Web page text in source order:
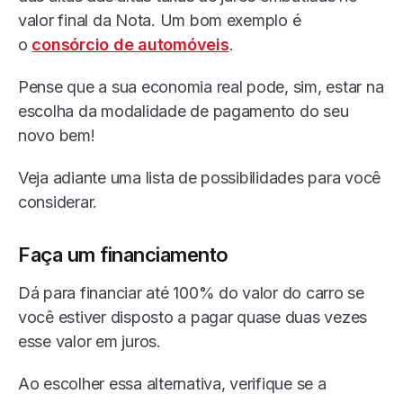
valor final da Nota. Um bom exemplo é
o consórcio de automóveis.
Pense que a sua economia real pode, sim, estar na
escolha da modalidade de pagamento do seu
novo bem!
Veja adiante uma lista de possibilidades para você
considerar.
Faça um financiamento
Dá para financiar até 100% do valor do carro se
você estiver disposto a pagar quase duas vezes
esse valor em juros.
Ao escolher essa alternativa, verifique se a